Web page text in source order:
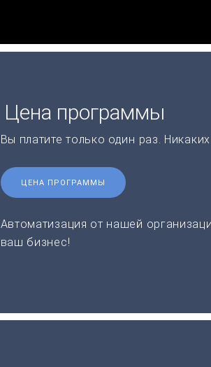
Цена программы
Вы платите только один раз.
ЦЕНА ПРОГРАММЫ
Автоматизация от нашей
ваш бизнес!